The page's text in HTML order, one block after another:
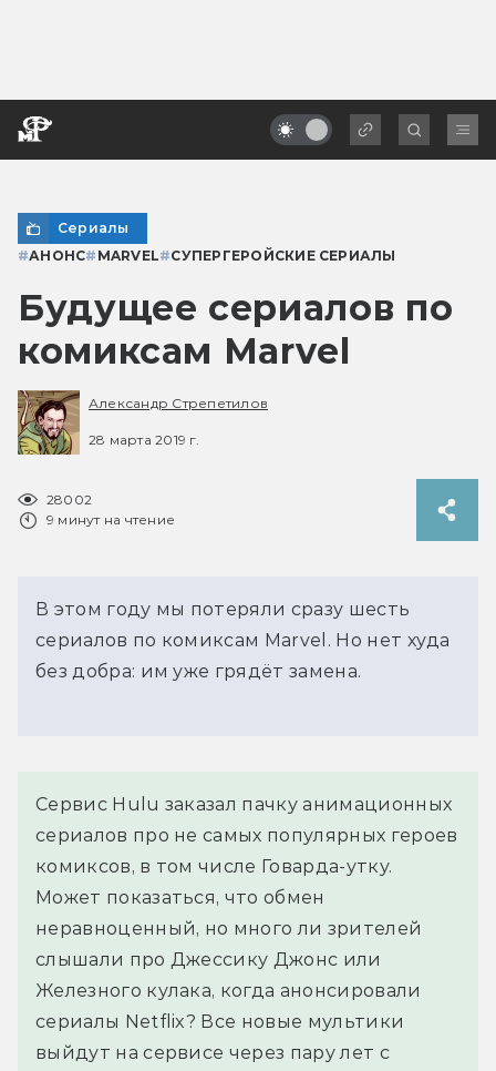
Сериалы
#АНОНС# MARVEL#СУПЕРГЕРОЙСКИЕ СЕРИАЛЫ
Будущее сериалов по
комиксам Marvel
Александр Стрепетилов
28 марта 2019 г.
28002
9 минут на чтение
В этом году мы потеряли сразу шесть
сериалов по комиксам Marvel. Но нет худа
без добра: им уже грядёт замена.
Сервис Hulu заказал пачку анимационных
сериалов про не самых популярных героев
комиксов, в том числе Говарда-утку.
Может показаться, что обмен
неравноценный, но много ли зрителей
слышали про Джессику Джонс или
Железного кулака, когда анонсировали
сериалы Netflix? Все новые мультики
выйдут на сервисе через пару лет с